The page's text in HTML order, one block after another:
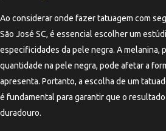
Ao considerar onde fazer tatuagem com
São José SC, é essencial escolher um
especificidades da pele negra. A melanina,
quantidade na pele negra, pode afetar a
apresenta. Portanto, a escolha de um
é fundamental para garantir que o
duradouro.